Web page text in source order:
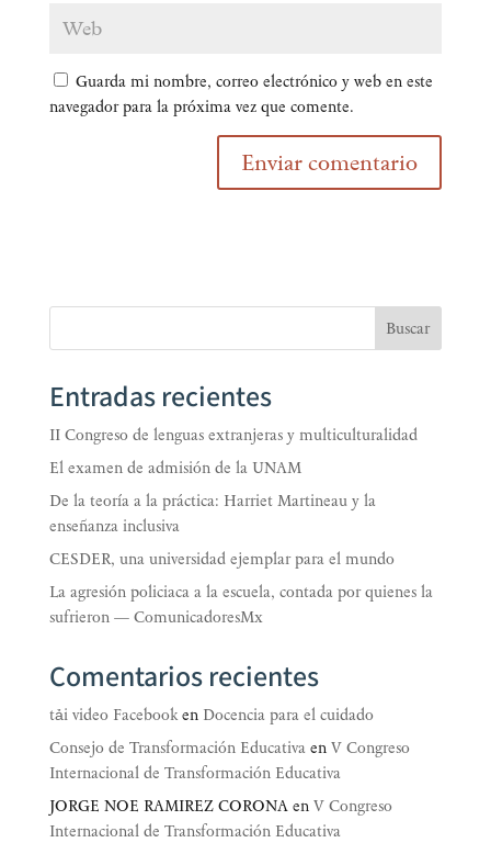
Guarda mi nombre, correo electrónico y web en este
navegador para la próxima vez que comente.
Buscar
Entradas recientes
II Congreso de lenguas extranjeras y multiculturalidad
El examen de admisión de la UNAM
De la teoría a la práctica: Harriet Martineau y la
enseñanza inclusiva
CESDER, una universidad ejemplar para el mundo
La agresión policiaca a la escuela, contada por quienes la
sufrieron — ComunicadoresMx
Comentarios recientes
tải video Facebooken Docencia para el cuidado
Consejo de Transformación Educativaen V Congreso
Internacional de Transformación Educativa
JORGE NOE RAMIREZ CORONAen V Congreso
Internacional de Transformación Educativa